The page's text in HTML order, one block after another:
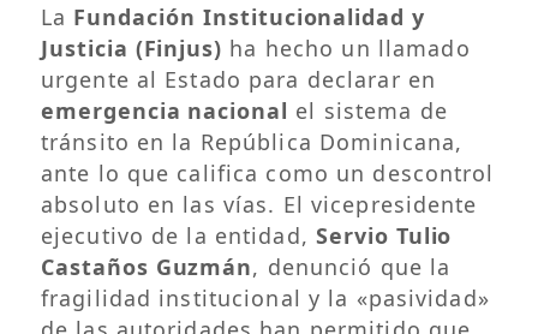
La Fundación Institucionalidad y
Justicia (Finjus) ha hecho un llamado
urgente al Estado para declarar en
emergencia nacional el sistema de
tránsito en la República Dominicana,
ante lo que califica como un descontrol
absoluto en las vías. El vicepresidente
ejecutivo de la entidad, Servio Tulio
Castaños Guzmán, denunció que la
fragilidad institucional y la «pasividad»